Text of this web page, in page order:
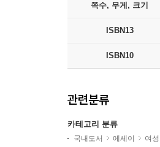
쪽수, 무게, 크기
ISBN13
ISBN10
관련분류
카테고리 분류
국내도서 에세이 여성